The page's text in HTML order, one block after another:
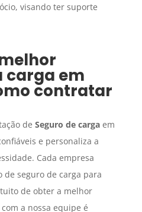
visando ter suporte
carga em
contratar
de Seguro de cargaem
e personaliza a
Cada empresa
de seguro de carga para
de obter a melhor
a nossa equipe é